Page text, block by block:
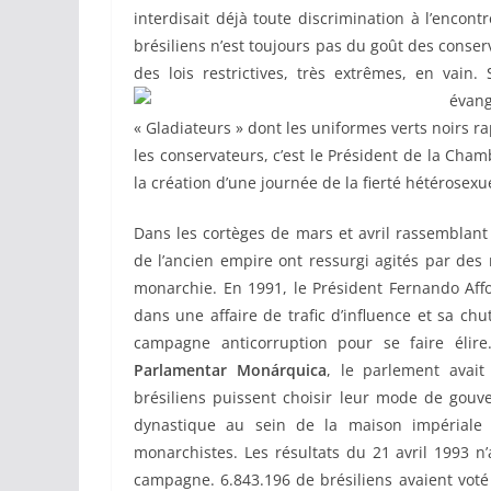
interdisait déjà toute discrimination à
brésiliens n’est toujours pas du goût des
des lois restrictives, très extrêmes, en vain.
« Gladiateurs » dont les uniformes verts noirs
les conservateurs, c’est le Président de la
la création d’une journée de la fierté
Dans les cortèges de mars et avril
de l’ancien empire ont ressurgi agités par
monarchie. En 1991, le Président Fernando
dans une affaire de trafic d’influence et sa
campagne anticorruption pour se faire
Parlamentar Monárquica, le parlement
brésiliens puissent choisir leur mode de
dynastique au sein de la maison impériale
monarchistes. Les résultats du 21 avril 1993
campagne. 6.843.196 de brésiliens avaient